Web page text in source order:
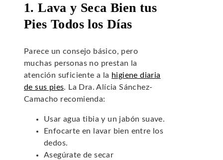
1. Lava y Seca Bien tus
Pies Todos los Días
Parece un consejo básico, pero
muchas personas no prestan la
atención suficiente a la higiene diaria
de sus pies. La Dra. Alícia Sánchez-
Camacho recomienda:
Usar agua tibia y un jabón suave.
Enfocarte en lavar bien entre los
dedos.
Asegúrate de secar